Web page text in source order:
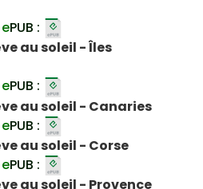
ePUB :
au soleil - Îles
ePUB :
au soleil - Canaries
ePUB :
au soleil - Corse
ePUB :
au soleil - Provence